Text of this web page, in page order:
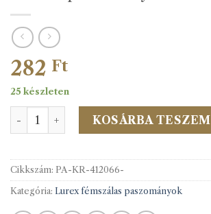
282 Ft
25 készleten
412066 paszomány mennyiség
KOSÁRBA TESZEM
Cikkszám: PA-KR-412066-
Kategória: Lurex fémszálas paszományok